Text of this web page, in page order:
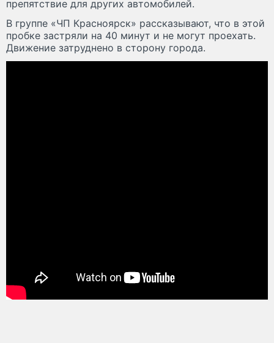
препятствие для других автомобилей.
В группе «ЧП Красноярск» рассказывают, что в этой
пробке застряли на 40 минут и не могут проехать.
Движение затруднено в сторону города.